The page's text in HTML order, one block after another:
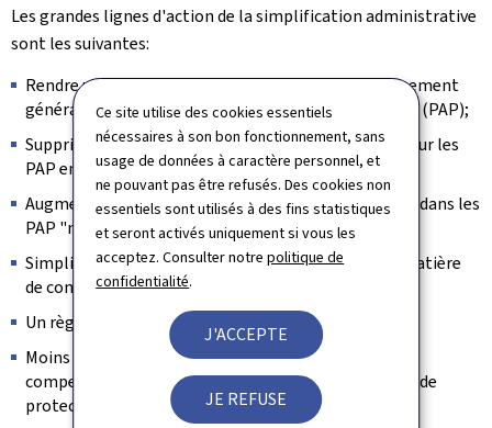
Ce site utilise des cookies essentiels
nécessaires à son bon fonctionnement, sans
usage de données à caractère personnel, et
ne pouvant pas être refusés. Des cookies non
essentiels sont utilisés à des fins statistiques
et seront activés uniquement si vous les
acceptez. Consulter notrepolitique de
confidentialité.
J'ACCEPTE
JE REFUSE
Les grandes lignes d'action de la simplification administrative
sont les suivantes:
Rendre uniformes les procédures de plan d'aménagement
général (PAG) et de plan d'aménagement particulier (PAP);
Supprimer l'évaluation sur l'environnement (EIE) pour les
PAP en-dessous de 4 ha de scellement;
Augmentation du nombre de logements abordables dans les
PAP "nouveaux quartiers" (révision de l'art. 29
Simplification des normes et règlementations en matière
de construction;
Un règlement national sur les bâtisses;
Moins d'études environnementales et de mesures de
compensation, tout en garantissant un niveau élevé de
protection de l'environnement et du paysage;